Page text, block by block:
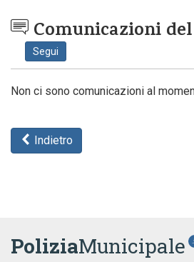
Comunicazioni
Segui
Non ci sono comunicazioni al
Indietro
PoliziaMunicipale